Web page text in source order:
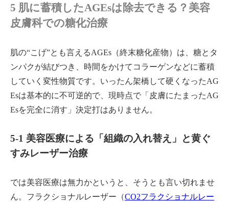
5 肌に蓄積したAGEsは除去できる？美容
皮膚科での糖化治療
肌の“こげ”とも言えるAGEs（終末糖化産物）は、糖とタ
ンパクが結びつき、時間をかけてコラーゲンなどに蓄積
していく変性物質です。いったん架橋して硬くなったAG
Esは基本的に不可逆的で、現時点で「皮膚にたまったAG
Esを完全に消す」決定打はありません。
5-1 美容医療による「組織の入れ替え」と黄ぐ
すみレーザー治療
では美容医療は無力かというと、そうとも言い切れませ
ん。フラクショナルレーザー（CO2フラクショナルレー